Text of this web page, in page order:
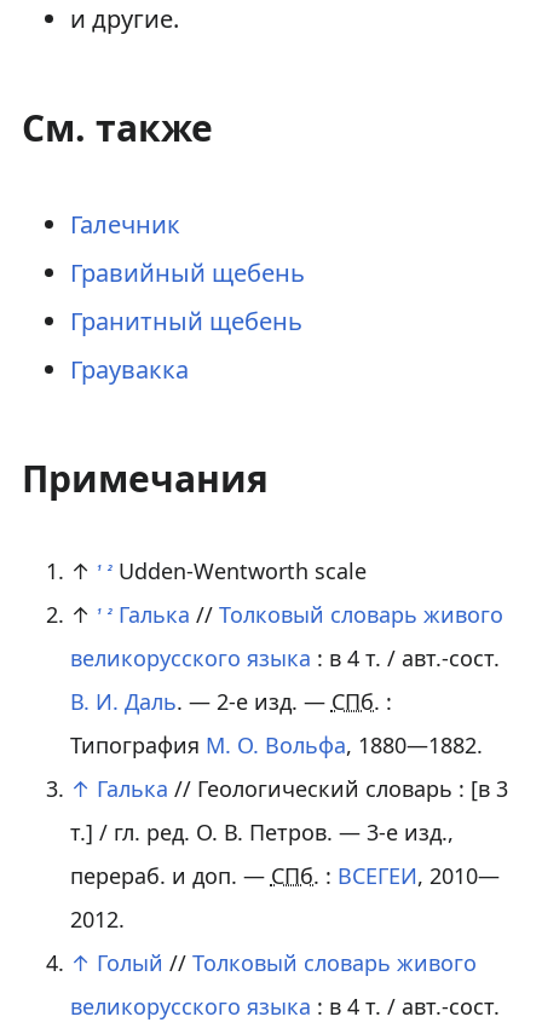
и другие.
См. также
Галечник
Гравийный щебень
Гранитный щебень
Граувакка
Примечания
↑ 1 2
Udden-Wentworth scale
↑
1 2 Галька // Толковый словарь живого
великорусского языка : в 4 т. / авт.-сост.
В. И. Даль. — 2-е изд. — СПб. :
Типография М. О. Вольфа, 1880—1882.
↑ Галька // Геологический словарь : [в 3
т.] / гл. ред. О. В. Петров. — 3-е изд.,
перераб. и доп. — СПб. : ВСЕГЕИ, 2010—
2012.
↑ Голый // Толковый словарь живого
великорусского языка : в 4 т. / авт.-сост.